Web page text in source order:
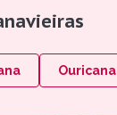
Ouricana